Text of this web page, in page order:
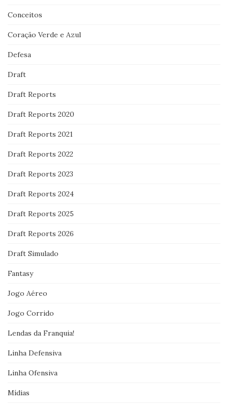
Conceitos
Coração Verde e Azul
Defesa
Draft
Draft Reports
Draft Reports 2020
Draft Reports 2021
Draft Reports 2022
Draft Reports 2023
Draft Reports 2024
Draft Reports 2025
Draft Reports 2026
Draft Simulado
Fantasy
Jogo Aéreo
Jogo Corrido
Lendas da Franquia!
Linha Defensiva
Linha Ofensiva
Mídias